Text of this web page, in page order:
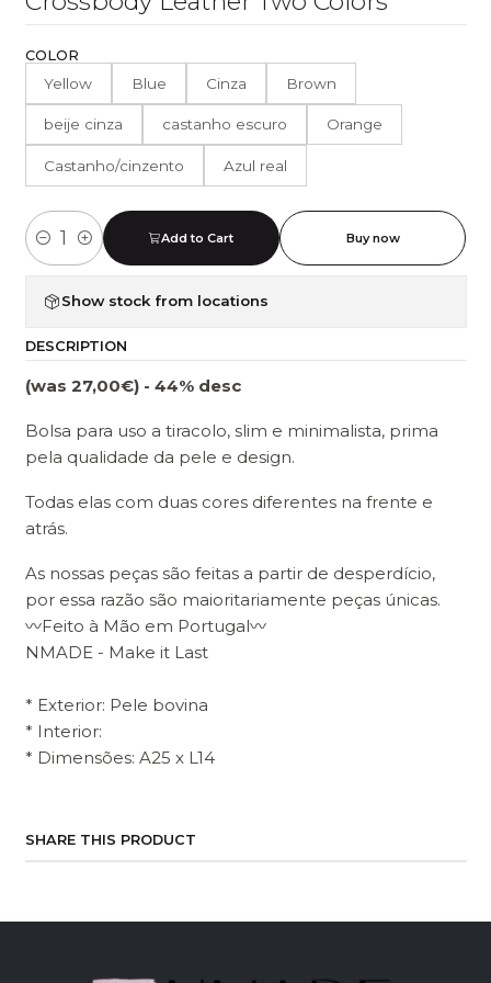
COLOR
Yellow Blue Cinza Brown
beije cinza castanho escuro Orange
Castanho/cinzento Azul real
Quantity
Add to Cart Buy now
Show stock from locations
DESCRIPTION
(was 27,00€) - 44% desc
Bolsa para uso a tiracolo, slim e minimalista, prima
pela qualidade da pele e design.
Todas elas com duas cores diferentes na frente e
atrás.
As nossas peças são feitas a partir de desperdício,
por essa razão são maioritariamente peças únicas.
〰Feito à Mão em Portugal〰
NMADE - Make it Last
* Exterior: Pele bovina
* Interior:
* Dimensões: A25 x L14
SHARE THIS PRODUCT